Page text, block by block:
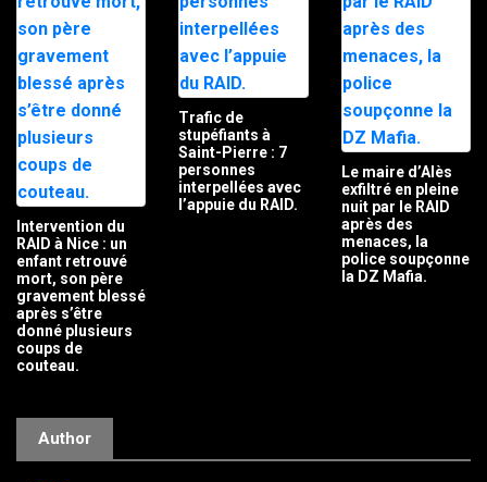
Intervention du
RAID à Nice : un
enfant retrouvé
mort, son père
gravement blessé
après s’être
donné plusieurs
coups de
couteau.
Trafic de
stupéfiants à
Saint-Pierre : 7
personnes
interpellées avec
l’appuie du RAID.
Le maire d’Alès
exfiltré en pleine
nuit par le RAID
après des
menaces, la
police soupçonne
la DZ Mafia.
Author